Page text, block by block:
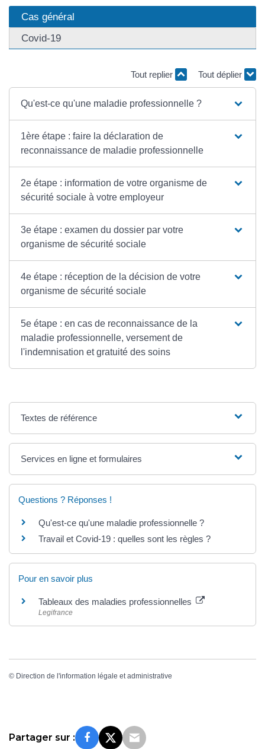
Cas général
Covid-19
Tout replier Tout déplier
Qu'est-ce qu'une maladie professionnelle ?
1ère étape : faire la déclaration de
reconnaissance de maladie professionnelle
2e étape : information de votre organisme de
sécurité sociale à votre employeur
3e étape : examen du dossier par votre
organisme de sécurité sociale
4e étape : réception de la décision de votre
organisme de sécurité sociale
5e étape : en cas de reconnaissance de la
maladie professionnelle, versement de
l'indemnisation et gratuité des soins
Textes de référence
Services en ligne et formulaires
Questions ? Réponses !
Qu'est-ce qu'une maladie professionnelle ?
Travail et Covid-19 : quelles sont les règles ?
Pour en savoir plus
Tableaux des maladies professionnelles
Legifrance
© Direction de l'information légale et administrative
Partager sur :